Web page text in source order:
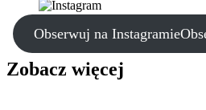
Obserwuj na Instagramie
Zobacz więcej